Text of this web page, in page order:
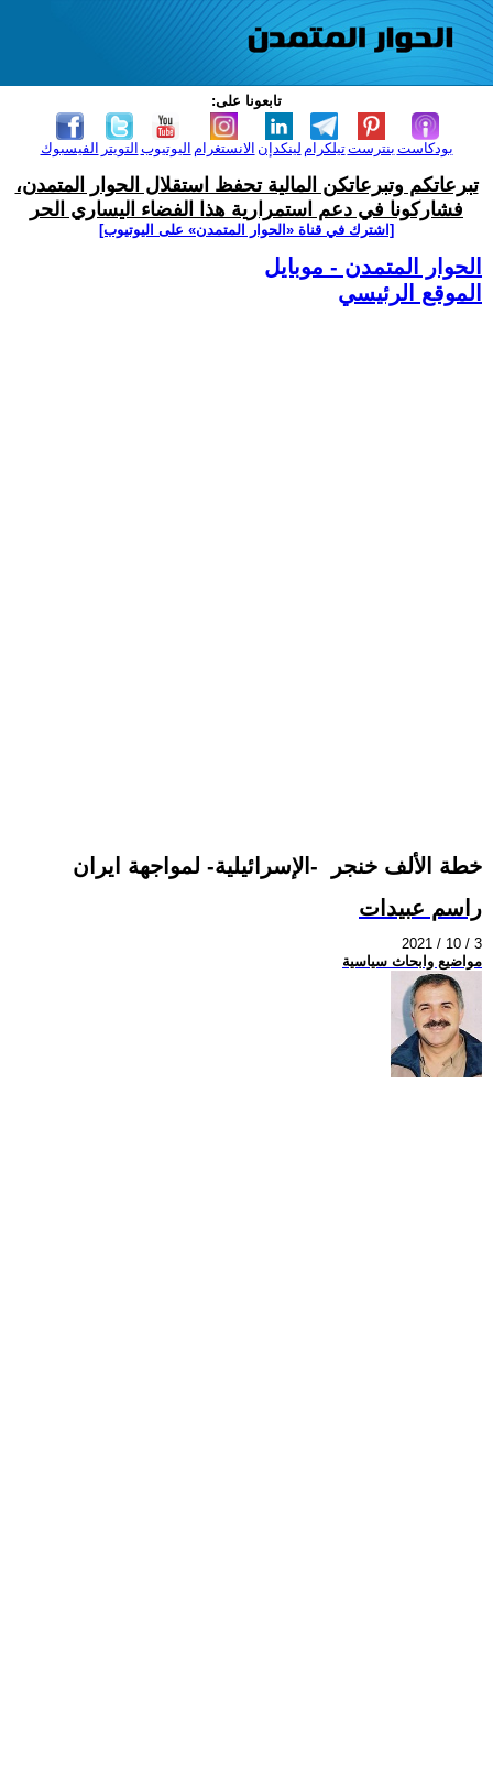
تابعونا على:
الفيسبوك التويتر اليوتيوب الانستغرام لينكدإن تيلكرامبنترست بودكاست
تبرعاتكم وتبرعاتكن المالية تحفظ استقلال الحوار المتمدن،
فشاركونا في دعم استمرارية هذا الفضاء اليساري الحر
[اشترك في قناة ‫«الحوار المتمدن» على اليوتيوب]
الحوار المتمدن - موبايل
الموقع الرئيسي
خطة الألف خنجر -الإسرائيلية- لمواجهة ايران
راسم عبيدات
2021 / 10 / 3
مواضيع وابحاث سياسية